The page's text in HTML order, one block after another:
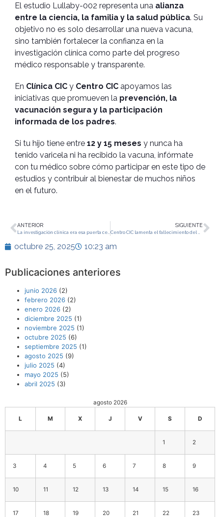
El estudio Lullaby-002 representa una alianza
entre la ciencia, la familia y la salud pública. Su
objetivo no es solo desarrollar una nueva vacuna,
sino también fortalecer la confianza en la
investigación clínica como parte del progreso
médico responsable y transparente.
En Clínica CIC y Centro CIC apoyamos las
iniciativas que promueven la prevención, la
vacunación segura y la participación
informada de los padres.
Si tu hijo tiene entre 12 y 15 meses y nunca ha
tenido varicela ni ha recibido la vacuna, infórmate
con tu médico sobre cómo participar en este tipo de
estudios y contribuir al bienestar de muchos niños
en el futuro.
ANTERIOR SIGUIENTE
octubre 25, 2025 10:23 am
Publicaciones anteriores
junio 2026 (2)
febrero 2026 (2)
enero 2026 (2)
diciembre 2025 (1)
noviembre 2025 (1)
octubre 2025 (6)
septiembre 2025 (1)
agosto 2025 (9)
julio 2025 (4)
mayo 2025 (5)
abril 2025 (3)
agosto 2026
L M X J V S D
1 2
3 4 5 6 7 8 9
10 11 12 13 14 15 16
17 18 19 20 21 22 23